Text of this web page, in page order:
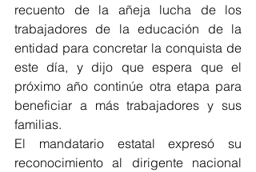
recuento de la añeja lucha de los
trabajadores de la educación de la
entidad para concretar la conquista de
este día, y dijo que espera que el
próximo año continúe otra etapa para
beneficiar a más trabajadores y sus
familias.
El mandatario estatal expresó su
reconocimiento al dirigente nacional